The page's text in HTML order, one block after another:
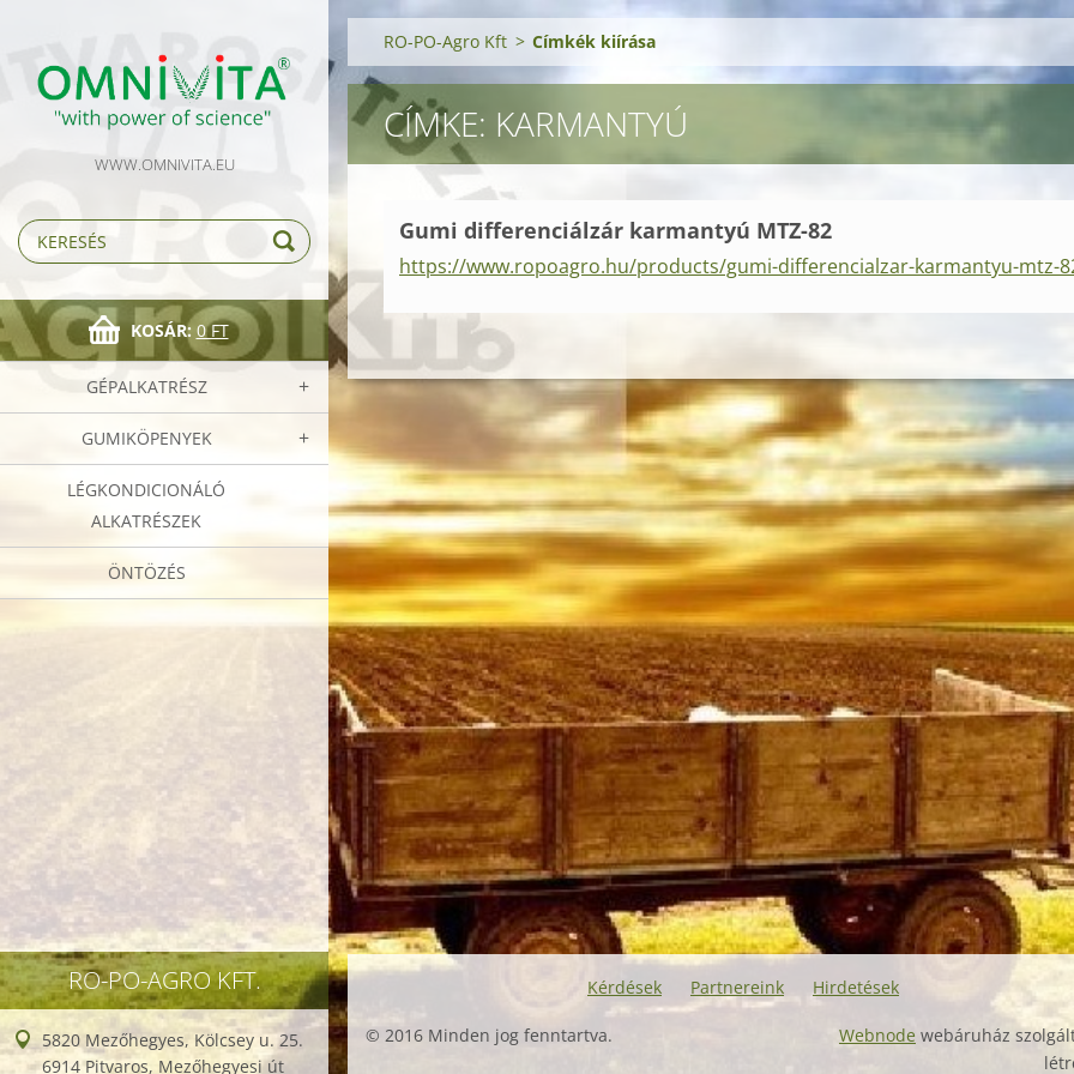
WWW.OMNIVITA.EU
KOSÁR: 0 FT
GÉPALKATRÉSZ
GUMIKÖPENYEK
LÉGKONDICIONÁLÓ
ALKATRÉSZEK
ÖNTÖZÉS
RO-PO-AGRO KFT.
5820 Mezőhegyes, Kölcsey u. 25.
6914 Pitvaros, Mezőhegyesi út
RO-PO-Agro Kft > Címkék kiírása
CÍMKE: KARMANTYÚ
Gumi differenciálzár karmantyú MTZ-82
https://www.ropoagro.hu/products/gumi-differencialzar-karmantyu-mtz-
Kérdések Partnereink Hirdetések
© 2016 Minden jog fenntartva. Webnode webáruház